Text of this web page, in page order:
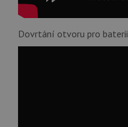
Dovrtání otvoru pro baterii